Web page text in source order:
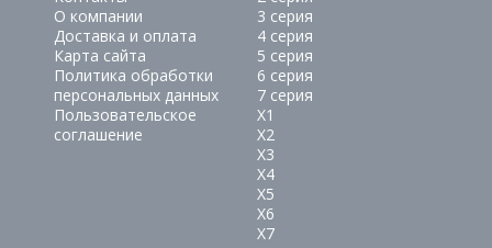
О компании
Доставка и оплата
Карта сайта
Политика обработки
персональных данных
Пользовательское
соглашение
3 серия
4 серия
5 серия
6 серия
7 серия
X1
X2
X3
X4
X5
X6
X7